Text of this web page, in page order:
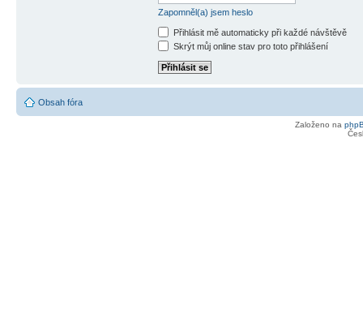
Zapomněl(a) jsem heslo
Přihlásit mě automaticky při každé návštěvě
Skrýt můj online stav pro toto přihlášení
Obsah fóra
Založeno na